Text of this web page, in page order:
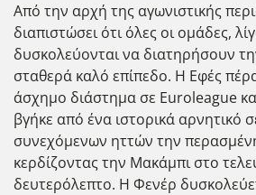
Από την αρχή της αγωνιστικής
διαπιστώσει ότι όλες οι ομάδες,
δυσκολεύονται να διατηρήσουν
σταθερά καλό επίπεδο. Η Εφές
άσχημο διάστημα σε Euroleague
βγήκε από ένα ιστορικά αρνητικό
συνεχόμενων ηττών την
κερδίζοντας την Μακάμπι στο
δευτερόλεπτο. Η Φενέρ